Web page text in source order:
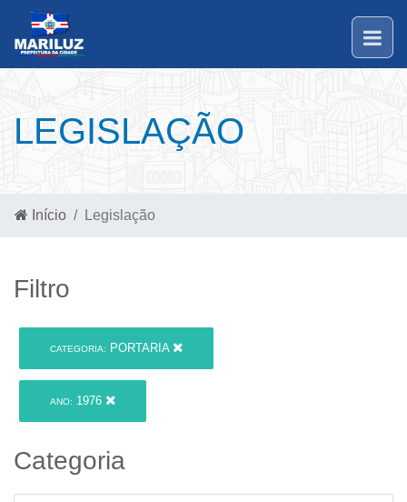
LEGISLAÇÃO
Início Legislação
Filtro
CATEGORIA: PORTARIA
ANO: 1976
Categoria